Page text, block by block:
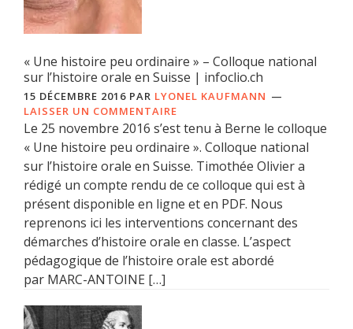
« Une histoire peu ordinaire » – Colloque national
sur l’histoire orale en Suisse | infoclio.ch
15 DÉCEMBRE 2016 PAR LYONEL KAUFMANN
LAISSER UN COMMENTAIRE
Le 25 novembre 2016 s’est tenu à Berne le colloque
« Une histoire peu ordinaire ». Colloque national
sur l’histoire orale en Suisse. Timothée Olivier a
rédigé un compte rendu de ce colloque qui est à
présent disponible en ligne et en PDF. Nous
reprenons ici les interventions concernant des
démarches d’histoire orale en classe. L’aspect
pédagogique de l’histoire orale est abordé
par MARC-ANTOINE […]